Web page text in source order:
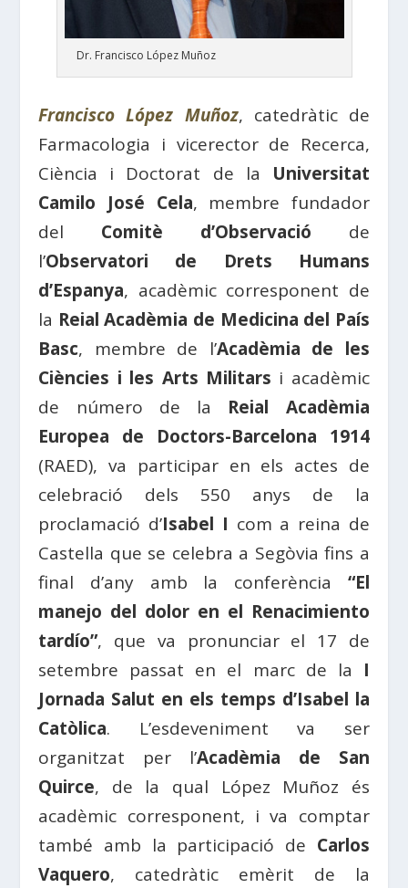
Dr. Francisco López Muñoz
Francisco López Muñoz, catedràtic de
Farmacologia i vicerector de Recerca,
Ciència i Doctorat de la Universitat
Camilo José Cela, membre fundador
del Comitè d’Observació de
l’Observatori de Drets Humans
d’Espanya, acadèmic corresponent de
la Reial Acadèmia de Medicina del País
Basc, membre de l’Acadèmia de les
Ciències i les Arts Militars i acadèmic
de número de la Reial Acadèmia
Europea de Doctors-Barcelona 1914
(RAED), va participar en els actes de
celebració dels 550 anys de la
proclamació d’Isabel I com a reina de
Castella que se celebra a Segòvia fins a
final d’any amb la conferència “El
manejo del dolor en el Renacimiento
tardío”, que va pronunciar el 17 de
setembre passat en el marc de la I
Jornada Salut en els temps d’Isabel la
Catòlica. L’esdeveniment va ser
organitzat per l’Acadèmia de San
Quirce, de la qual López Muñoz és
acadèmic corresponent, i va comptar
també amb la participació de Carlos
Vaquero, catedràtic emèrit de la